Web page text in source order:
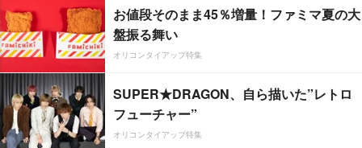
お値段そのまま45％増量！ファミマ夏の大
盤振る舞い
オリコンタイアップ特集
SUPER★DRAGON、自ら描いた”レトロ
フューチャー”
オリコンタイアップ特集